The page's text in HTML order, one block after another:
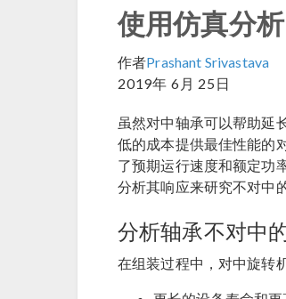
使用仿真分
作者Prashant Srivastava
2019年 6月 25日
虽然对中轴承可以帮助延
低的成本提供最佳性能的
了预期运行速度和额定功
分析其响应来研究不对中
分析轴承不对中
在组装过程中，对中旋转